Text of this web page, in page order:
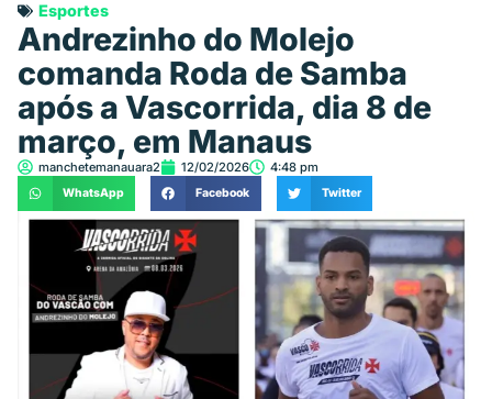
Esportes
Andrezinho do Molejo
comanda Roda de Samba
após a Vascorrida, dia 8 de
março, em Manaus
manchetemanauara2 12/02/2026 4:48 pm
WhatsApp Facebook Twitter